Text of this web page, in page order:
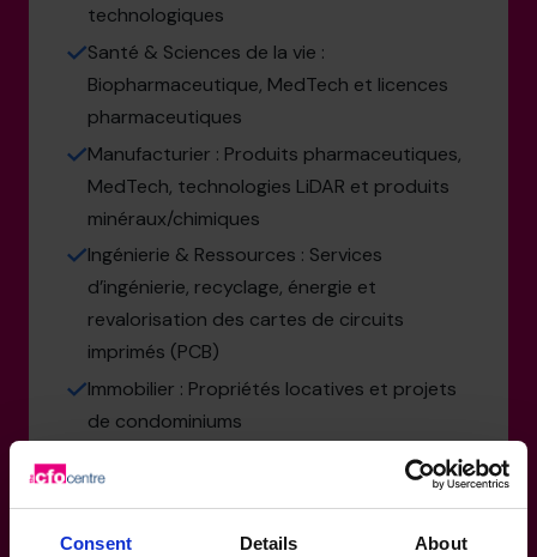
Consent Details About
technologiques
Santé & Sciences de la vie :
Biopharmaceutique, MedTech et licences
pharmaceutiques
Manufacturier : Produits pharmaceutiques,
MedTech, technologies LiDAR et produits
minéraux/chimiques
Ingénierie & Ressources : Services
d’ingénierie, recyclage, énergie et
revalorisation des cartes de circuits
imprimés (PCB)
Immobilier : Propriétés locatives et projets
de condominiums